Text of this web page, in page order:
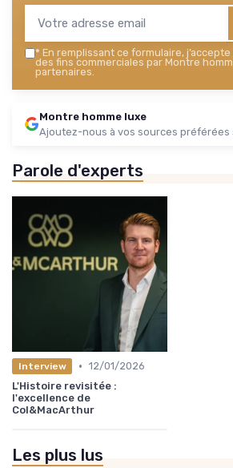
* En remplissant ce formulaire,
des fins commerciales par Montre
partenaires.
Montre homme luxe
Ajoutez-nous à vos sources préférées
Parole d'experts
Interview • 12/01/2026
L'Histoire revisitée :
l'excellence de
Col&MacArthur
Les plus lus